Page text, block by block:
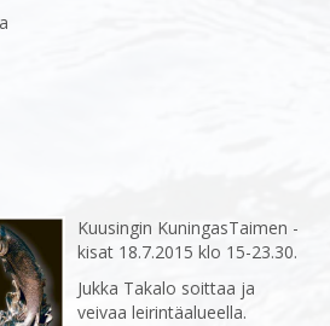
Kuusingin KuningasTaimen -
kisat 18.7.2015 klo 15-23.30.
Jukka Takalo soittaa ja
veivaa leirintäalueella.